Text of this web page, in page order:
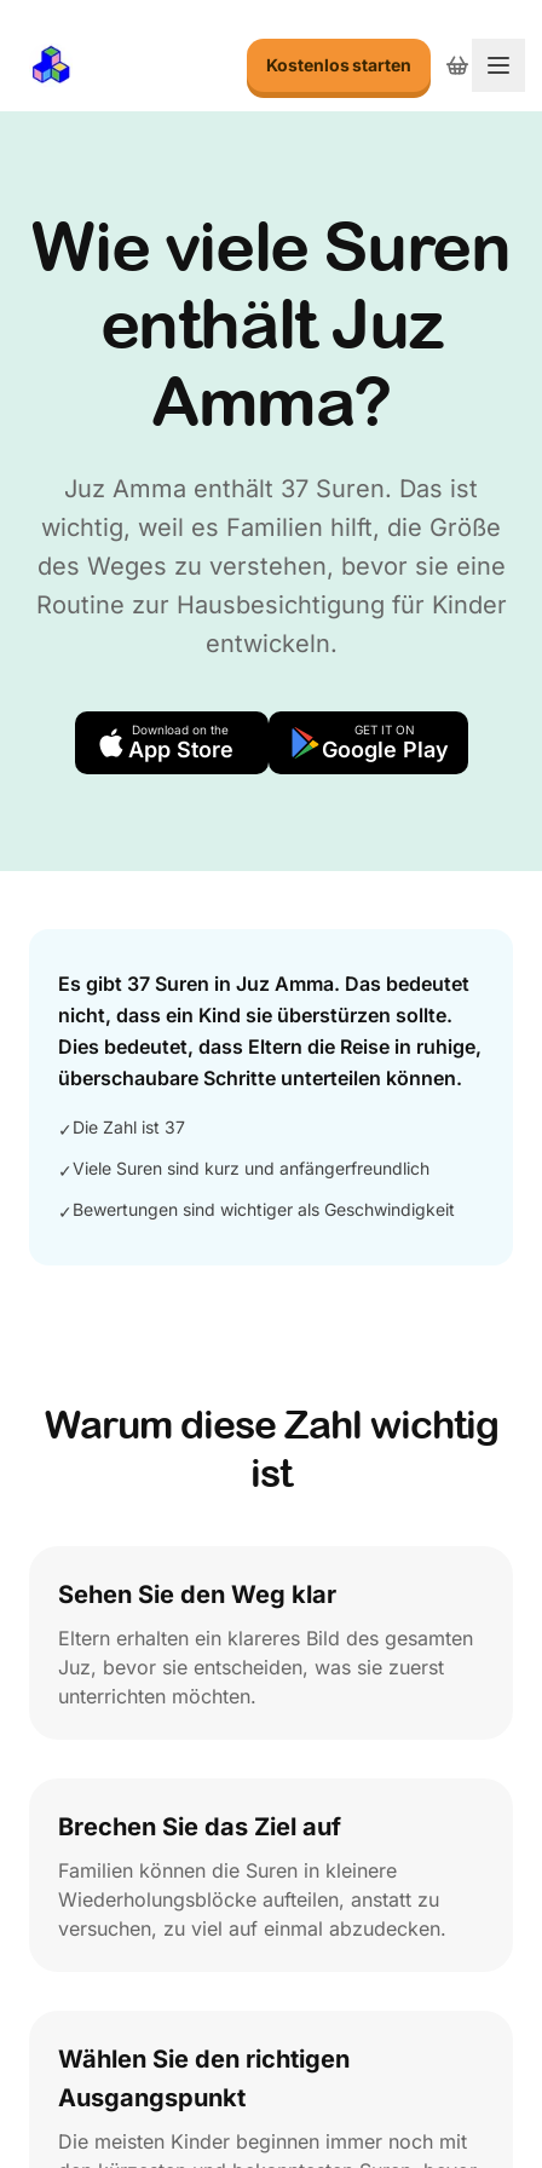
Kostenlos starten
Wie viele Suren
enthält Juz
Amma?
Juz Amma enthält 37 Suren. Das ist
wichtig, weil es Familien hilft, die Größe
des Weges zu verstehen, bevor sie eine
Routine zur Hausbesichtigung für Kinder
entwickeln.
Download on the
App Store
GET IT ON
Google Play
Answer
Es gibt 37 Suren in Juz Amma. Das bedeutet
nicht, dass ein Kind sie überstürzen sollte.
Dies bedeutet, dass Eltern die Reise in ruhige,
überschaubare Schritte unterteilen können.
✓Die Zahl ist 37
✓Viele Suren sind kurz und anfängerfreundlich
✓Bewertungen sind wichtiger als Geschwindigkeit
Warum diese Zahl wichtig
ist
Sehen Sie den Weg klar
Eltern erhalten ein klareres Bild des gesamten
Juz, bevor sie entscheiden, was sie zuerst
unterrichten möchten.
Brechen Sie das Ziel auf
Familien können die Suren in kleinere
Wiederholungsblöcke aufteilen, anstatt zu
versuchen, zu viel auf einmal abzudecken.
Wählen Sie den richtigen
Ausgangspunkt
Die meisten Kinder beginnen immer noch mit